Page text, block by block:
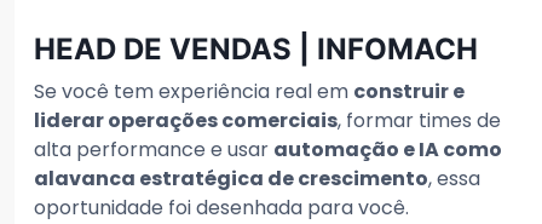
HEAD DE VENDAS | INFOMACH
Se você tem experiência real em construir e
liderar operações comerciais, formar times de
alta performance e usar automação e IA como
alavanca estratégica de crescimento, essa
oportunidade foi desenhada para você.